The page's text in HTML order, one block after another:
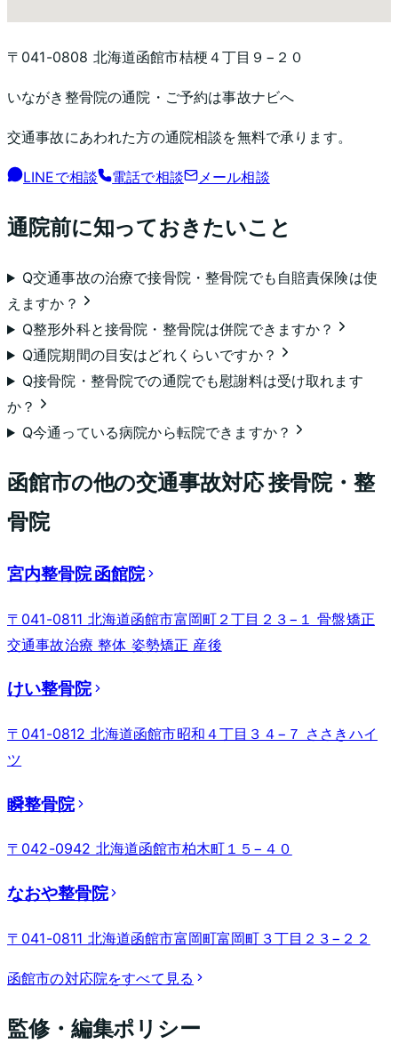
〒041-0808 北海道函館市桔梗４丁目９−２０
いながき整骨院の通院・ご予約は事故ナビへ
交通事故にあわれた方の通院相談を無料で承ります。
LINEで相談 電話で相談 メール相談
通院前に知っておきたいこと
Q交通事故の治療で接骨院・整骨院でも自賠責保険は使
えますか？
Q整形外科と接骨院・整骨院は併院できますか？
Q通院期間の目安はどれくらいですか？
Q接骨院・整骨院での通院でも慰謝料は受け取れます
か？
Q今通っている病院から転院できますか？
函館市の他の交通事故対応 接骨院・整
骨院
宮内整骨院 函館院
〒041-0811 北海道函館市富岡町２丁目２３−１ 骨盤矯正
交通事故治療 整体 姿勢矯正 産後
けい整骨院
〒041-0812 北海道函館市昭和４丁目３４−７ ささきハイ
ツ
瞬整骨院
〒042-0942 北海道函館市柏木町１５−４０
なおや整骨院
〒041-0811 北海道函館市富岡町富岡町３丁目２３−２２
函館市の対応院をすべて見る
監修・編集ポリシー